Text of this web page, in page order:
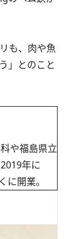
も、肉や魚
」とのこと
や福島県立
年に
開業。